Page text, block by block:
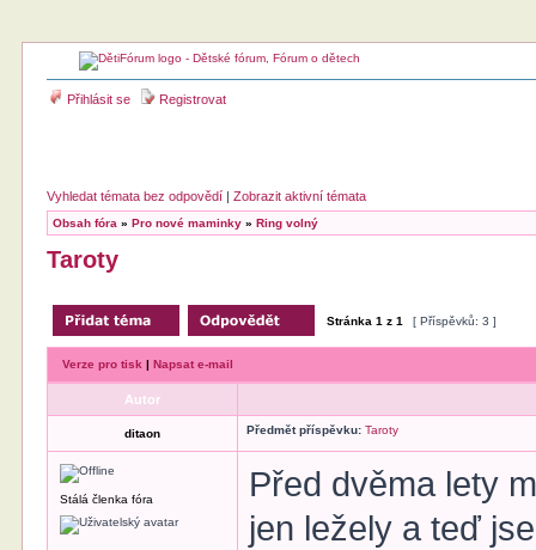
Přihlásit se Registrovat
Vyhledat témata bez odpovědí |Zobrazit aktivní témata
Obsah fóra »Pro nové maminky »Ring volný
Taroty
Stránka1 z1 [ Příspěvků: 3 ]
Verze pro tisk |Napsat e-mail
Autor
ditaon Předmět příspěvku: Taroty
Stálá členka fóra
Před dvěma lety
jen ležely a teď